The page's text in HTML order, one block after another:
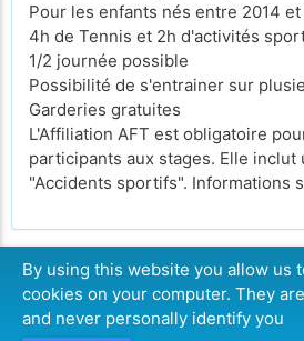
Pour les enfants nés entre 2014 et
4h de Tennis et 2h d'activités
1/2 journée possible
Possibilité de s'entrainer sur
Garderies gratuites
L'Affiliation AFT est obligatoire
participants aux stages. Elle
"Accidents sportifs". Informations
COMPLET
By using this website you allow us
cookies on your computer. They
and never personally identify you